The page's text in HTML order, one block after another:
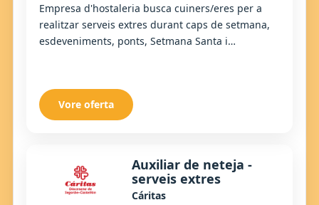
Empresa d'hostaleria busca cuiners/eres per a
realitzar serveis extres durant caps de setmana,
esdeveniments, ponts, Setmana Santa i
Vore oferta
Auxiliar de neteja -
serveis extres
Cáritas